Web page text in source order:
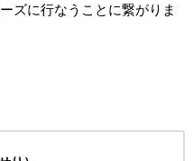
ズに行なうことに繋がりま